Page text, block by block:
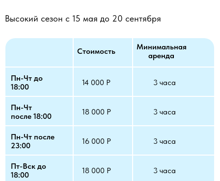
Высокий сезон с 15 мая до 20 сентября
Пн-Чт до
18:00
14 000 Р
Стоимость
Пн-Чт
после 18:00
Минимальная
аренда
18 000 Р
3 часа
3 часа
Пн-Чт после
23:00
Пт-Вск до
18:00
16 000 Р 3 часа
18 000 Р 3 часа